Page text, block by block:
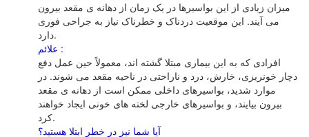
میزان زیادی از این بواسیرها در یک زمان از دهانه ی مقعد بیرون
می آیند. این موقعیت دردناک و خطرناک نیاز به جراحی فوری
دارد.
علائم :
افرادی که به این بیماری مبتلا گشته اند، معمولاً حین عمل دفع
دچار خونریزی، خارش، درد و ناراحتی در ناحیه مقعد می شوند. در
موارد شدید، بواسیرهای داخلی ممکن است از دهانه ی مقعد
بیرون بیایند، و بواسیرهای خارجی لخته های خونی ایجاد خواهند
کرد.
آیا شما نیز در خطر ابتلا هستید؟